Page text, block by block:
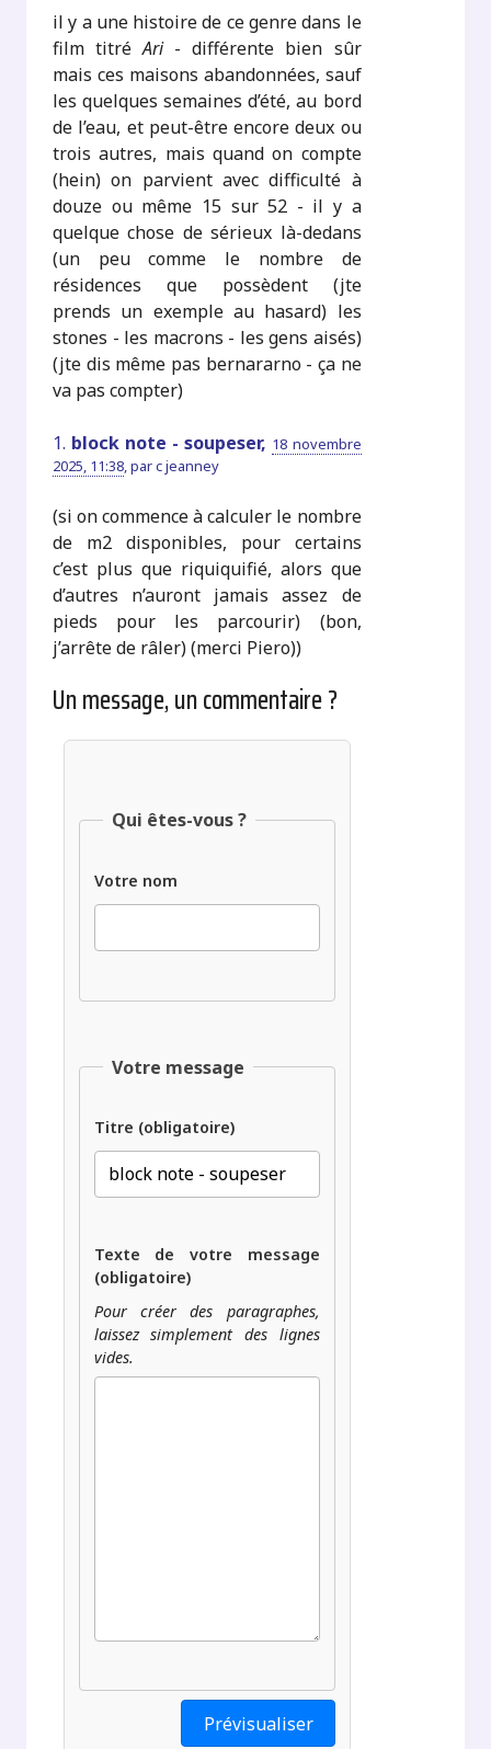
il y a une histoire de ce genre dans le
film titréAri- différente bien sûr
mais ces maisons abandonnées, sauf
les quelques semaines d’été, au bord
de l’eau, et peut-être encore deux ou
trois autres, mais quand on compte
(hein) on parvient avec difficulté à
douze ou même 15 sur 52 - il y a
quelque chose de sérieux là-dedans
(un peu comme le nombre de
résidences que possèdent (jte
prends un exemple au hasard) les
stones - les macrons - les gens aisés)
(jte dis même pas bernararno - ça ne
va pas compter)
1. block note - soupeser, 18 novembre
2025, 11:38,parc jeanney
(si on commence à calculer le nombre
de m2 disponibles, pour certains
c’est plus que riquiquifié, alors que
d’autres n’auront jamais assez de
pieds pour les parcourir) (bon,
j’arrête de râler) (merci Piero))
Un message, un commentaire ?
Qui êtes-vous ?
Votre nom
Votre message
Titre (obligatoire)
Texte de votre message
(obligatoire)
Pour créer des paragraphes,
laissez simplement des lignes
vides.